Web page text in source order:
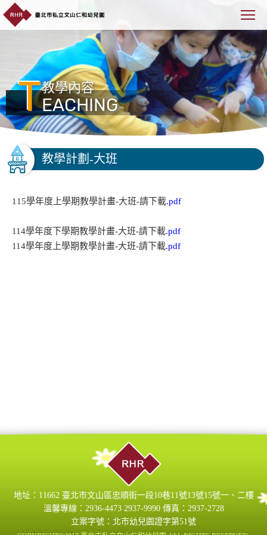
TEACHING
教學內容
教學計劃-大班
115學年度上學期教學計畫-大班-請下載.pdf
114學年度下學期教學計畫-大班-請下載.pdf
114學年度上學期教學計畫-大班-請下載.pdf
地址：11662 臺北市文山區忠順街一段10巷11號13號15號一、二樓
溫馨專線：2936-4473 2937-9990 傳真：2937-2728
立案字號：北市幼兒園證字第51號